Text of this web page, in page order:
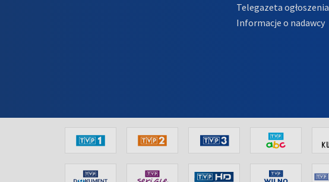
Telegazeta ogłoszenia
Informacje o nadawcy